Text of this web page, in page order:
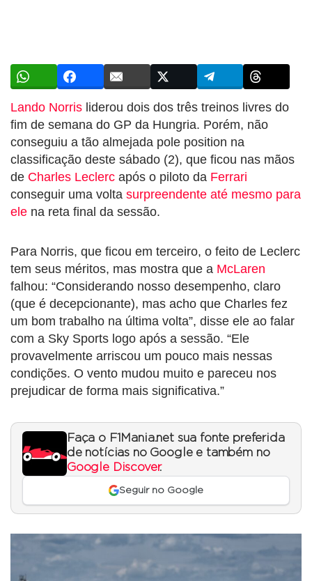
Lando Norris liderou dois dos três treinos livres do
fim de semana do GP da Hungria. Porém, não
conseguiu a tão almejada pole position na
classificação deste sábado (2), que ficou nas mãos
de Charles Leclerc após o piloto da Ferrari
conseguir uma volta surpreendente até mesmo para
ele na reta final da sessão.
Para Norris, que ficou em terceiro, o feito de Leclerc
tem seus méritos, mas mostra que a McLaren
falhou: “Considerando nosso desempenho, claro
(que é decepcionante), mas acho que Charles fez
um bom trabalho na última volta”, disse ele ao falar
com a Sky Sports logo após a sessão. “Ele
provavelmente arriscou um pouco mais nessas
condições. O vento mudou muito e pareceu nos
prejudicar de forma mais significativa.”
Faça o F1Mania.net sua fonte preferida
de notícias no Google e também no
Google Discover.
Seguir no Google